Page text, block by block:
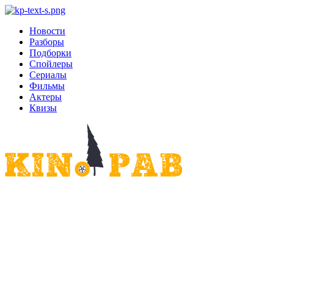
Новости
Разборы
Подборки
Спойлеры
Сериалы
Фильмы
Актеры
Квизы